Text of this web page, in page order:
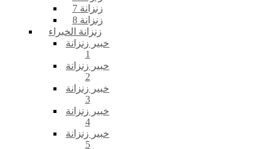
زنزانة 7
زنزانة 8
زنزانة الخبراء
خبير زنزانة
1
خبير زنزانة
2
خبير زنزانة
3
خبير زنزانة
4
خبير زنزانة
5